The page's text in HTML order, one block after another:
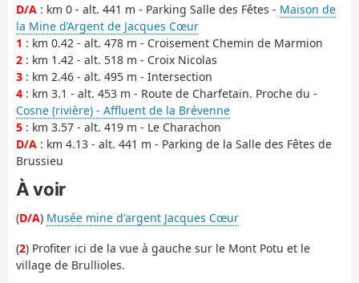
D/A : km 0 - alt. 441 m - Parking Salle des Fêtes - Maison de
la Mine d’Argent de Jacques Cœur
1 : km 0.42 - alt. 478 m - Croisement Chemin de Marmion
2 : km 1.42 - alt. 518 m - Croix Nicolas
3 : km 2.46 - alt. 495 m - Intersection
4 : km 3.1 - alt. 453 m - Route de Charfetain. Proche du -
Cosne (rivière) - Affluent de la Brévenne
5 : km 3.57 - alt. 419 m - Le Charachon
D/A : km 4.13 - alt. 441 m - Parking de la Salle des Fêtes de
Brussieu
À voir
(D/A) Musée mine d'argent Jacques Cœur
(2) Profiter ici de la vue à gauche sur le Mont Potu et le
village de Brullioles.